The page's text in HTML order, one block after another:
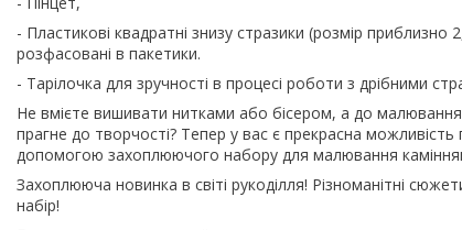
- Пластикові квадратні знизу стразики (розмір
розфасовані в пакетики.
- Тарілочка для зручності в процесі роботи з дрібними
Не вмієте вишивати нитками або бісером, а до
прагне до творчості? Тепер у вас є прекрасна
допомогою захоплюючого набору для малювання
Захоплююча новинка в світі рукоділля! Різноманітні
набір!